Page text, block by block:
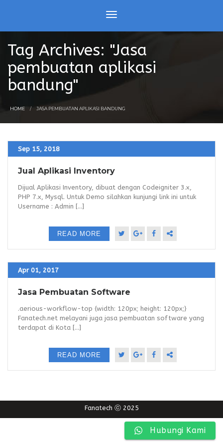
Tag Archives: "Jasa
pembuatan aplikasi
bandung"
HOME JASA PEMBUATAN APLIKASI BANDUNG
Sep 15, 2018
Jual Aplikasi Inventory
Dijual Aplikasi Inventory, dibuat dengan Codeigniter 3.x,
PHP 7.x, Mysql. Untuk Demo silahkan kunjungi link ini untuk
Username : Admin [...]
READ MORE
Apr 01, 2017
Jasa Pembuatan Software
.aerious-workflow-top {width: 120px; height: 120px;}
Fanatech.net melayani juga jasa pembuatan software yang
terdapat di Kota [...]
READ MORE
Fanatech ⓒ 2025
Hubungi Kami